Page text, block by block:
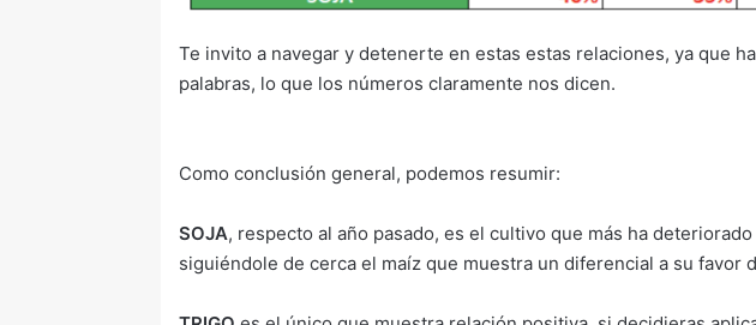
Te invito a navegar y detenerte en estas estas relaciones, ya que
palabras, lo que los números claramente nos dicen.
Como conclusión general, podemos resumir:
SOJA, respecto al año pasado, es el cultivo que más ha
siguiéndole de cerca el maíz que muestra un diferencial a su favor